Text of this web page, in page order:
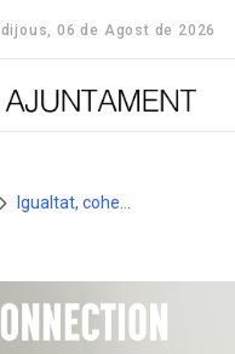
dijous, 06 de Agost de 2026